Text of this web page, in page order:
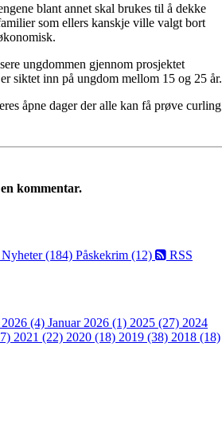
blant annet skal brukes til å dekke
som ellers kanskje ville valgt bort
ungdommen gjennom prosjektet
siktet inn på ungdom mellom 15 og 25 år.
åpne dager der alle kan få prøve curling
kommentar.
Nyheter (184) Påskekrim (12) RSS
(4) Januar 2026 (1) 2025 (27) 2024
2021 (22) 2020 (18) 2019 (38) 2018 (18)